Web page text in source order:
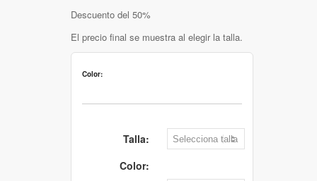
Descuento del 50%
El precio final se muestra al elegir la talla.
Color:
Talla:
Color: